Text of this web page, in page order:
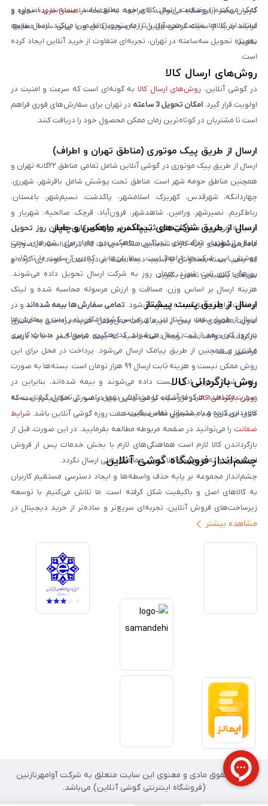
کمک می‌کند از وضعیت ارسال کالای خود مطلع باشند. بسته‌بندی اصولی و
استاندارد کالاها، سلامت محصول را تا زمان تحویل تضمین می‌کند. ارسال سریع،
به‌ویژه تحویل سه‌ساعته در تهران، تجربه‌ای متفاوت از خرید آنلاین ایجاد کرده
است.
کاربران محترم فروشگاه می‌توانند با مراجعه به صفحه «راهنمای خرید»، نحوه و
فرایند خرید از سایت گوشی آنلاین را به‌صورت کامل و با زبانی ساده مطالعه
نمایند.
روش‌های ارسال کالا
در گوشی آنلاین، روش‌های ارسال کالا به گونه‌ای است که سرعت و امنیت در
اولویت قرار گیرد. امکان تحویل 3 ساعته
در تهران برای سفارش‌های فوری فراهم
است تا مشتریان در کوتاه‌ترین زمان ممکن محصول خود را دریافت کنند.
ارسال از طریق پیک موتوری (مناطق تهران و اطراف)
ارسال از طریق پیک موتوری در گوشی آنلاین شامل تمامی مناطق ۲۲گانه تهران و
همچنین مناطق حومه شهر است. مناطق تحت پوشش شامل باقرشهر، شهرری،
چهاردانگه، شهرقدس، کهریزک، اسلامشهر، پاکدشت، نسیم‌شهر، باغستان،
رباط‌کریم، نصیرشهر، ورامین، شاهدشهر، فرون‌آباد، قرچک، صالحیه، شهریار و
اندیشه می‌شود. سفارش‌های ثبت‌شده در روزهای کاری همان روز تحویل
داده می‌شوندو ارائه کارت شناسایی هنگام دریافت کالا الزامی است. در صورتی
که پلمپ بسته مخدوش یا آسیب دیده باشد، از دریافت آن خودداری کرده و
سریعاً با پشتیبانی تماس بگیرید.
ارسال از طریق شرکت‌های تیپاکس، ماهکس و چاپار
ارسال از طریق شرکت‌های تیپاکس، ماهکس و چاپار برای شهرهای تحت
پوشش این شرکت‌ها فراهم است. سفارش‌هایی که بین ساعت ۱۰ تا ۱۵ در
روزهای کاری ثبت شوند، همان روز به شرکت ارسال تحویل داده می‌شوند.
هزینه ارسال بر اساس وزن، مسافت و ارزش مرسوله محاسبه شده و لینک
پرداخت برای تحویل‌گیرنده ارسال می‌شود. تمامی سفارش‌ها بیمه شده‌اند و در
صورت مفقودی کالا، پس از تایید شرکت حمل‌ونقل، هزینه پرداختی به مشتری
بازگردانده خواهد شد. توجه داشته باشید که بیمه شامل کسر ۱۰ تا ۱۵ درصد
فرانشیز است.
ارسال از طریق پست پیشتاز
ارسال از طریق پست پیشتاز نیز برای سراسر کشور امکان‌پذیر است و سفارش‌ها
در روز کاری بعد از ثبت، ارسال می‌شوند. کد رهگیری مرسوله در حساب کاربری
مشتری و همچنین از طریق پیامک ارسال می‌شود. پرداخت در محل برای این
روش ممکن نیست و هزینه ثابت ارسال ۹۹ هزار تومان است. بسته‌ها به صورت
پلمپ شده تحویل اداره پست داده می‌شوند و بیمه شده‌اند، بنابراین در
صورت مشاهده هرگونه آسیب یا مخدوش بودن پلمپ، از تحویل گرفتن بسته
خودداری کرده و با پشتیبانی تماس بگیرید.
روش بازگردانی کالا
روش بازگردانی کالادر فروشگاه گوشی آنلاین تنها در صورتی امکان‌پذیر است که
کالای خریداری شده مشمول مفاد ضمانت هفت روزه گوشی آنلاین باشد. شرایط
ضمانت را می‌توانید در صفحه مربوطه مطالعه بفرمایید. در این صورت، قبل از
بازگرداندن کالا لازم است هماهنگی‌های لازم با بخش خدمات پس از فروش
انجام شود و به هیچ‌وجه کالا بدون هماهنگی قبلی ارسال نگردد.
چشم‌انداز فروشگاه گوشی آنلاین
چشم‌انداز مجموعه بر پایه حذف واسطه‌ها و ایجاد دسترسی مستقیم کاربران
به کالاهای اصل و باکیفیت شکل گرفته است. ما تلاش می‌کنیم با توسعه
زیرساخت‌های فروش آنلاین، تجربه‌ای سریع‌تر و ساده‌تر از خرید دیجیتال در
ایران ارائه دهیم. تبدیل‌شدن به مرجعی قابل اعتماد برای خرید کالای دیجیتال،
خدمات و به‌روزرسانی مداوم محصولات، مسیر ما را روشن‌تر می‌کند. ما باور
داریم آینده بازار دیجیتال متعلق به کسب‌وکارهایی است که صداقت و شفافیت
را در اولویت قرار می‌دهند. گوشی آنلاین با تکیه بر تجربه و تخصص، با قدرت به
سمت تحقق این چشم‌انداز حرکت می‌کند.
مشاهده بیشتر
تمامی حقوق مادی و معنوی این سایت متعلق به شرکت آوامهرنازنین
(فروشگاه اینترنتی گوشی آنلاین) می‌باشد.